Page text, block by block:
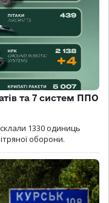
та 7 систем ППО
1330 одиниць
оборони.